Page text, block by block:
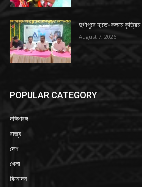
দুর্গাপুরে হাতে-কলমে
August 7, 2026
POPULAR CATEGORY
দক্ষিণবঙ্গ
রাজ্য
দেশ
খেলা
বিনোদন